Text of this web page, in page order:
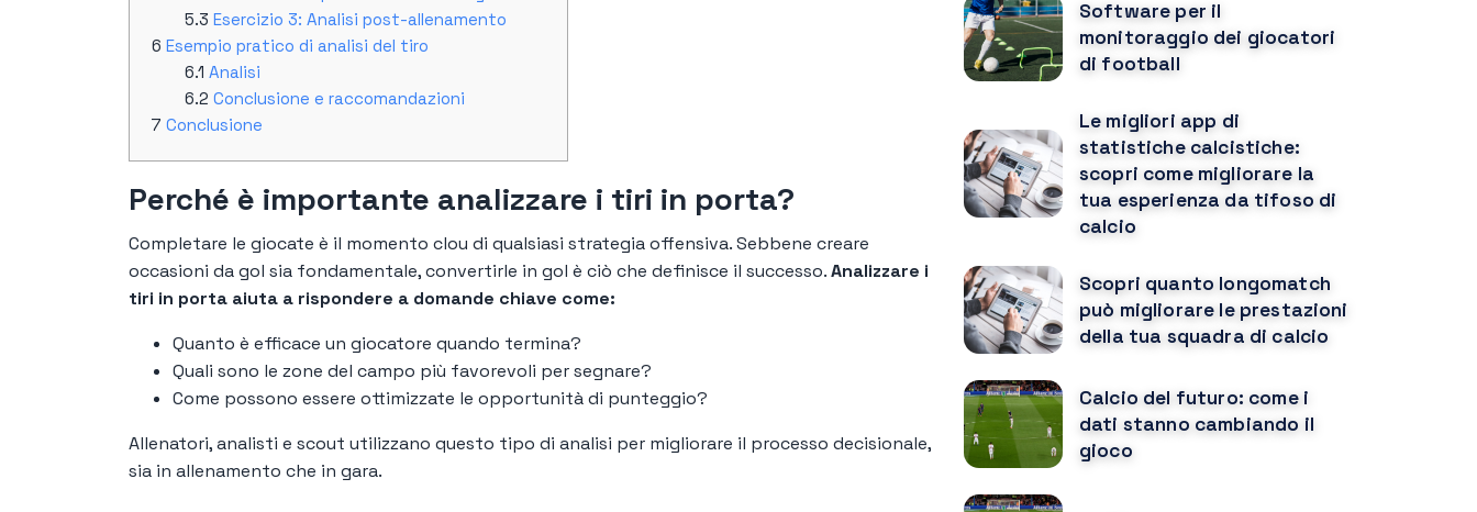
Esercizio 3: Analisi post-allenamento
Esempio pratico di analisi del tiro
Analisi
Conclusione e raccomandazioni
Conclusione
Perché è importante analizzare i tiri in porta?
Completare le giocate è il momento clou di qualsiasi strategia offensiva. Sebbene creare
occasioni da gol sia fondamentale, convertirle in gol è ciò che definisce il successo.Analizzare i
tiri in porta aiuta a rispondere a domande chiave come:
Quanto è efficace un giocatore quando termina?
Quali sono le zone del campo più favorevoli per segnare?
Come possono essere ottimizzate le opportunità di punteggio?
Allenatori, analisti e scout utilizzano questo tipo di analisi per migliorare il processo decisionale,
sia in allenamento che in gara.
Software per il
monitoraggio dei giocatori
di football
Le migliori app di
statistiche calcistiche:
scopri come migliorare la
tua esperienza da tifoso di
calcio
Scopri quanto longomatch
può migliorare le prestazioni
della tua squadra di calcio
Calcio del futuro: come i
dati stanno cambiando il
gioco